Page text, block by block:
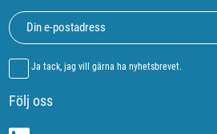
Ja tack, jag vill gärna ha nyhetsbrevet.
Följ oss